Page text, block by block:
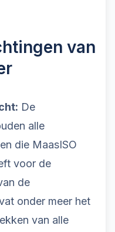
van
De
alle
die MaasISO
voor de
de
onder meer het
van alle